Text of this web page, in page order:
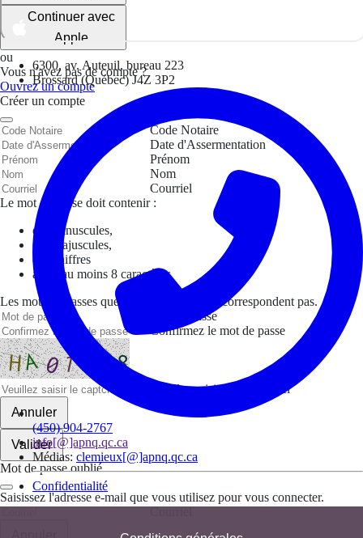
6300, av. Auteuil, bureau 223
Brossard (Québec) J4Z 3P2
(450) 904-2767
info[@]apnq.qc.ca
Médias: clemieux[@]apnq.qc.ca
Confidentialité
Continuer avec
Apple
ou
Vous n'avez pas de compte ?
Ouvrez un compte
Créer un compte
Code Notaire
Date d'Assermentation
Prénom
Nom
Courriel
Le mot de passe doit contenir :
des minuscules,
des majuscules,
des chiffres
avoir au moins 8 caractères
Les mots de passes que vous avez saisis ne correspondent pas.
Mot de passe
Confirmez le mot de passe
Veuillez saisir le captcha ici
Annuler
Valider
Mot de passe oublié
Saisissez l'adresse e-mail que vous utilisez pour vous connecter.